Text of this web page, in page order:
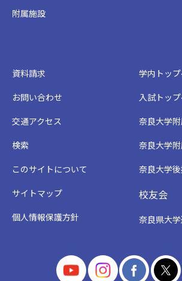
附属施設
資料請求
お問い合わせ
交通アクセス
検索
このサイトについて
サイトマップ
個人情報保護方針
学内トッ
入試トッ
奈良大学
奈良大学
奈良大学
校友会
奈良県大